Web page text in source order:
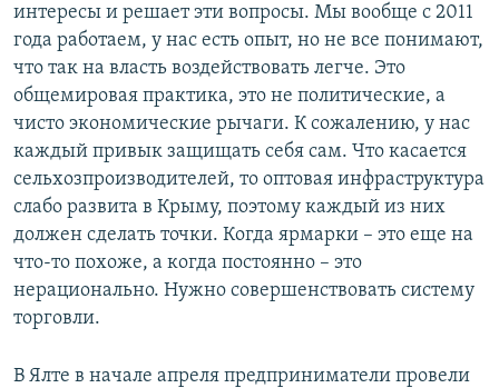
интересы и решает эти вопросы. Мы вообще с 2011
года работаем, у нас есть опыт, но не все понимают,
что так на власть воздействовать легче. Это
общемировая практика, это не политические, а
чисто экономические рычаги. К сожалению, у нас
каждый привык защищать себя сам. Что касается
сельхозпроизводителей, то оптовая инфраструктура
слабо развита в Крыму, поэтому каждый из них
должен сделать точки. Когда ярмарки – это еще на
что-то похоже, а когда постоянно – это
нерационально. Нужно совершенствовать систему
торговли.
В Ялте в начале апреля предприниматели провели